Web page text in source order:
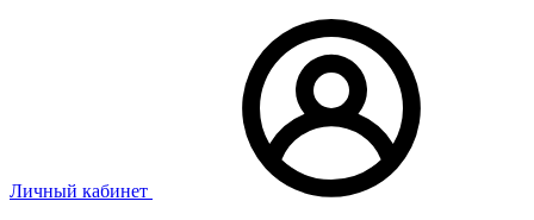
Личный кабинет